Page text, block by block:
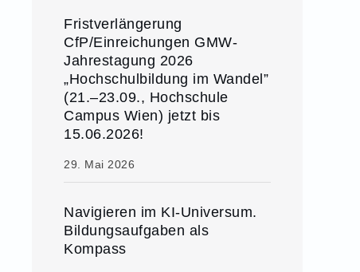
Fristverlängerung
CfP/Einreichungen GMW-
Jahrestagung 2026
„Hochschulbildung im Wandel”
(21.–23.09., Hochschule
Campus Wien) jetzt bis
15.06.2026!
29. Mai 2026
Navigieren im KI-Universum.
Bildungsaufgaben als
Kompass